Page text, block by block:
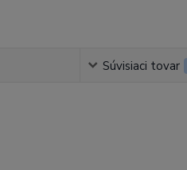
Súvisiaci tovar